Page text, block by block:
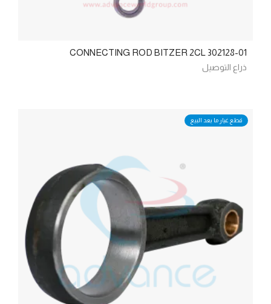
CONNECTING ROD BITZER 2CL 302128-01
ذراع التوصيل
قطع غيار ما بعد البيع